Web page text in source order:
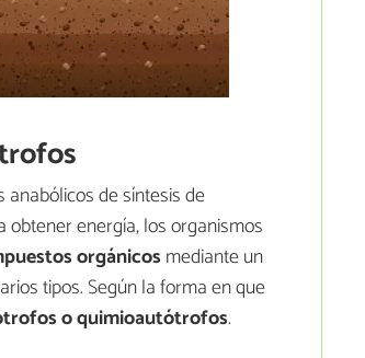
de síntesis de
energía, los organismos
orgánicosmediante un
tipos. Según la forma en que
o quimioautótrofos.